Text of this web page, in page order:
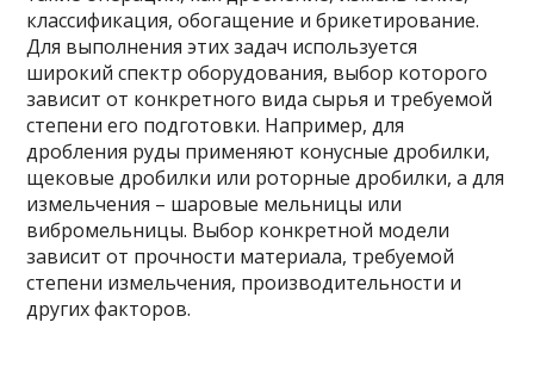
классификация, обогащение и брикетирование.
Для выполнения этих задач используется
широкий спектр оборудования, выбор которого
зависит от конкретного вида сырья и требуемой
степени его подготовки. Например, для
дробления руды применяют конусные дробилки,
щековые дробилки или роторные дробилки, а для
измельчения – шаровые мельницы или
вибромельницы. Выбор конкретной модели
зависит от прочности материала, требуемой
степени измельчения, производительности и
других факторов.